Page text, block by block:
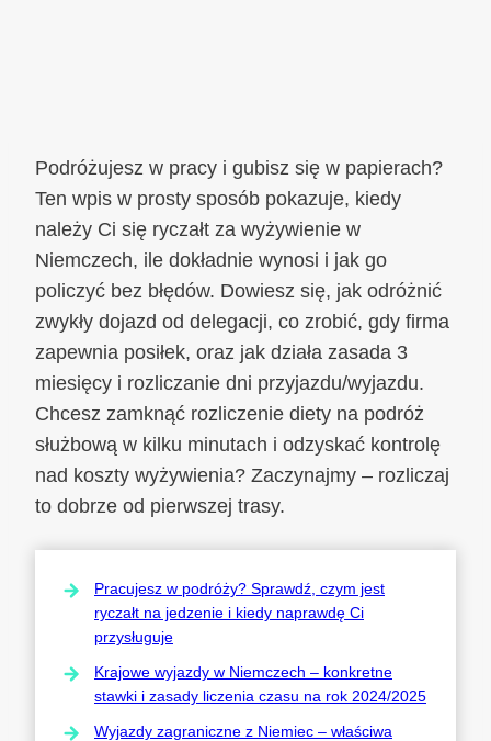
Podróżujesz w pracy i gubisz się w papierach?
Ten wpis w prosty sposób pokazuje, kiedy
należy Ci się ryczałt za wyżywienie w
Niemczech, ile dokładnie wynosi i jak go
policzyć bez błędów. Dowiesz się, jak odróżnić
zwykły dojazd od delegacji, co zrobić, gdy firma
zapewnia posiłek, oraz jak działa zasada 3
miesięcy i rozliczanie dni przyjazdu/wyjazdu.
Chcesz zamknąć rozliczenie diety na podróż
służbową w kilku minutach i odzyskać kontrolę
nad koszty wyżywienia? Zaczynajmy – rozliczaj
to dobrze od pierwszej trasy.
Pracujesz w podróży? Sprawdź, czym jest
ryczałt na jedzenie i kiedy naprawdę Ci
przysługuje
Krajowe wyjazdy w Niemczech – konkretne
stawki i zasady liczenia czasu na rok 2024/2025
Wyjazdy zagraniczne z Niemiec – właściwa